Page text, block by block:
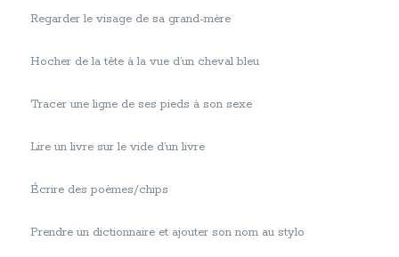
Regarder le visage de sa grand-mère
Hocher de la tête à la vue d’un cheval bleu
Tracer une ligne de ses pieds à son sexe
Lire un livre sur le vide d’un livre
Écrire des poèmes/chips
Prendre un dictionnaire et ajouter son nom au stylo